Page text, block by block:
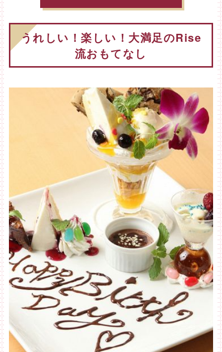
うれしい！楽しい！大満足のRise
流おもてなし